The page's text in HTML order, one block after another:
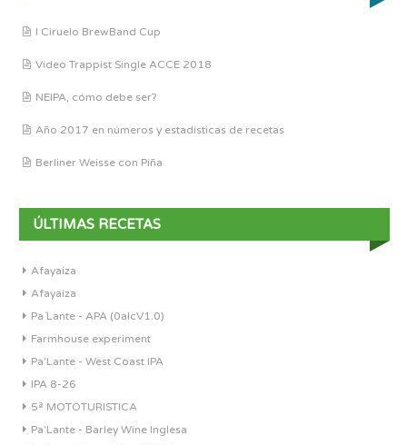
I Ciruelo BrewBand Cup
Vídeo Trappist Single ACCE 2018
NEIPA, cómo debe ser?
Año 2017 en números y estadísticas de recetas
Berliner Weisse con Piña
ÚLTIMAS RECETAS
Afayaiza
Afayaiza
Pa´Lante - APA (0alcV1.0)
Farmhouse experiment
Pa'Lante - West Coast IPA
IPA 8-26
5ª MOTOTURISTICA
Pa'Lante - Barley Wine Inglesa